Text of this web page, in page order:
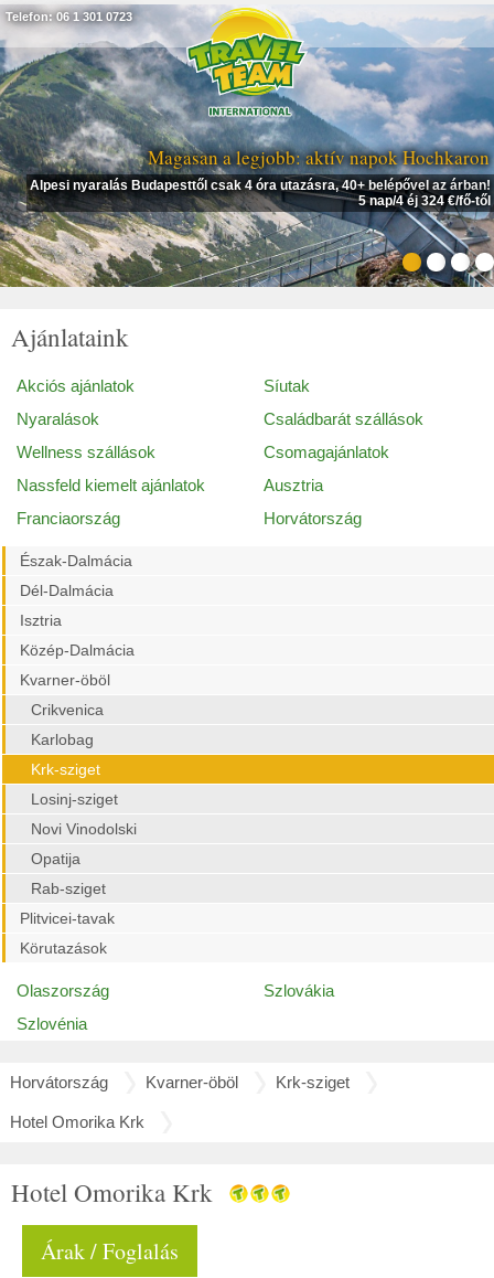
Magasan a legjobb: aktív napok Hochkaron
Alpesi nyaralás Budapesttől csak 4 óra utazásra, 40+ belépővel az árban!
5 nap/4 éj 324 €/fő-től
Telefon: 06 1 301 0723
Ajánlataink
Akciós ajánlatok
Síutak
Nyaralások
Családbarát szállások
Wellness szállások
Csomagajánlatok
Nassfeld kiemelt ajánlatok
Ausztria
Franciaország
Horvátország
Észak-Dalmácia
Dél-Dalmácia
Isztria
Közép-Dalmácia
Kvarner-öböl
Crikvenica
Karlobag
Krk-sziget
Losinj-sziget
Novi Vinodolski
Opatija
Rab-sziget
Plitvicei-tavak
Körutazások
Olaszország
Szlovákia
Szlovénia
Horvátország Kvarner-öböl Krk-sziget
Hotel Omorika Krk
Hotel Omorika Krk
Árak / Foglalás